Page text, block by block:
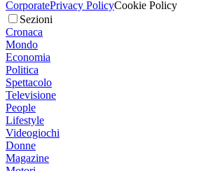
CorporatePrivacy PolicyCookie Policy
Sezioni
Cronaca
Mondo
Economia
Politica
Spettacolo
Televisione
People
Lifestyle
Videogiochi
Donne
Magazine